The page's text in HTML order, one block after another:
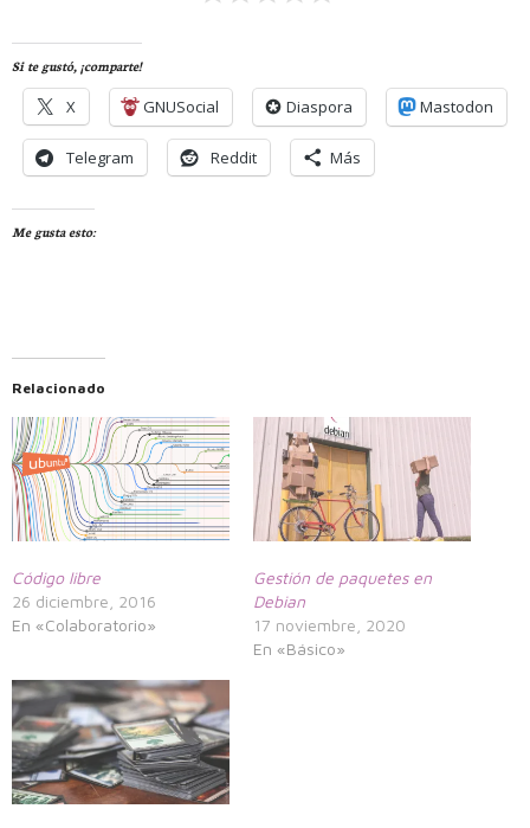
Si te gustó, ¡comparte!
X GNUSocial Diaspora Mastodon
Telegram Reddit Más
Me gusta esto:
Relacionado
Código libre
26 diciembre, 2016
En «Colaboratorio»
Gestión de paquetes en
Debian
17 noviembre, 2020
En «Básico»